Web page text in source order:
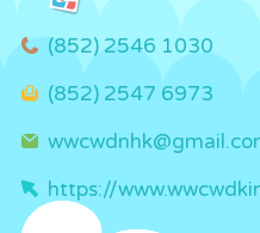
(852) 2546 1030
(852) 2547 6973
https://